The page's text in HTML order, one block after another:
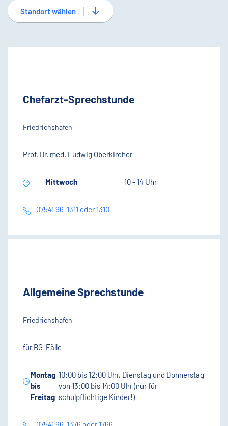
Standort wählen
Chefarzt-Sprechstunde
Friedrichshafen
Prof. Dr. med. Ludwig Oberkircher
Mittwoch 10 - 14 Uhr
07541 96-1311 oder 1310
Allgemeine Sprechstunde
Friedrichshafen
für BG-Fälle
Montag
bis
Freitag
10:00 bis 12:00 Uhr, Dienstag und Donnerstag
von 13:00 bis 14:00 Uhr (nur für
schulpflichtige Kinder!)